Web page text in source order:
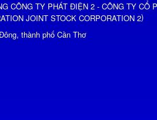
CÔNG TY PHÁT ĐIỆN 2 - CÔNG TY CỔ
JOINT STOCK CORPORATION 2)
thành phố Cần Thơ